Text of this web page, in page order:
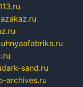
dark-sand.ru
archives.ru